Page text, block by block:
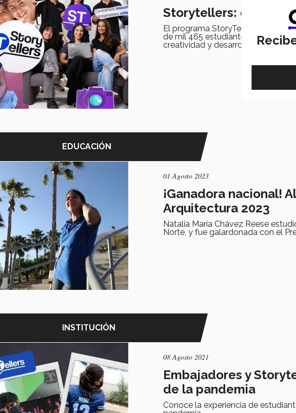
Storytellers: diez
El programa StoryTellers del Tec
de mil 465 estudiantes han
creatividad y desarrollo.
EDUCACIÓN
01 Agosto 2023
¡Ganadora nacional!
Arquitectura 2023
Natalia María Chávez Reese
Norte, y fue galardonada con el
INSTITUCIÓN
08 Agosto 2021
Embajadores y
de la pandemia
Conoce la experiencia de